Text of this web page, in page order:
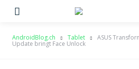
AndroidBlog.ch Tablet ASUS
Update bringt Face Unlock